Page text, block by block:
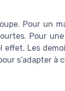
Pour un
Pour
Les
s’adapter à